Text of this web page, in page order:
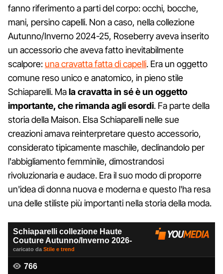
fanno riferimento a parti del corpo: occhi, bocche,
mani, persino capelli. Non a caso, nella collezione
Autunno/Inverno 2024-25, Roseberry aveva inserito
un accessorio che aveva fatto inevitabilmente
scalpore: una cravatta fatta di capelli. Era un oggetto
comune reso unico e anatomico, in pieno stile
Schiaparelli. Mala cravatta in sé è un oggetto
importante, che rimanda agli esordi. Fa parte della
storia della Maison. Elsa Schiaparelli nelle sue
creazioni amava reinterpretare questo accessorio,
considerato tipicamente maschile, declinandolo per
l'abbigliamento femminile, dimostrandosi
rivoluzionaria e audace. Era il suo modo di proporre
un'idea di donna nuova e moderna e questo l'ha resa
una delle stiliste più importanti nella storia della moda.